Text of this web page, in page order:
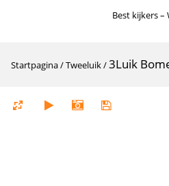
Best kijkers
Startpagina/Tweeluik/3Luik